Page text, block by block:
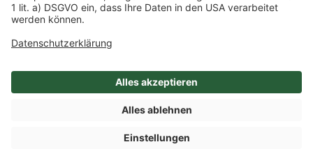
Impressum Datenschutz
AGB
Cookie-Einstellungen
Compliance